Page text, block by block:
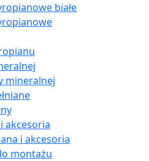
białe
mineralnej
akcesoria
i akcesoria
montażu